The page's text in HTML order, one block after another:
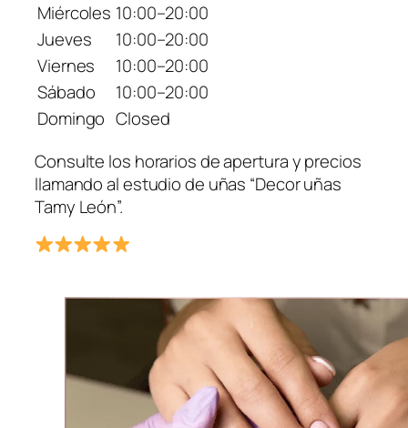
Miércoles 10:00–20:00
Jueves
10:00–20:00
Viernes
10:00–20:00
Sábado
10:00–20:00
Domingo Closed
Consulte los horarios de apertura y precios
llamando al estudio de uñas “Decor uñas
Tamy León”.